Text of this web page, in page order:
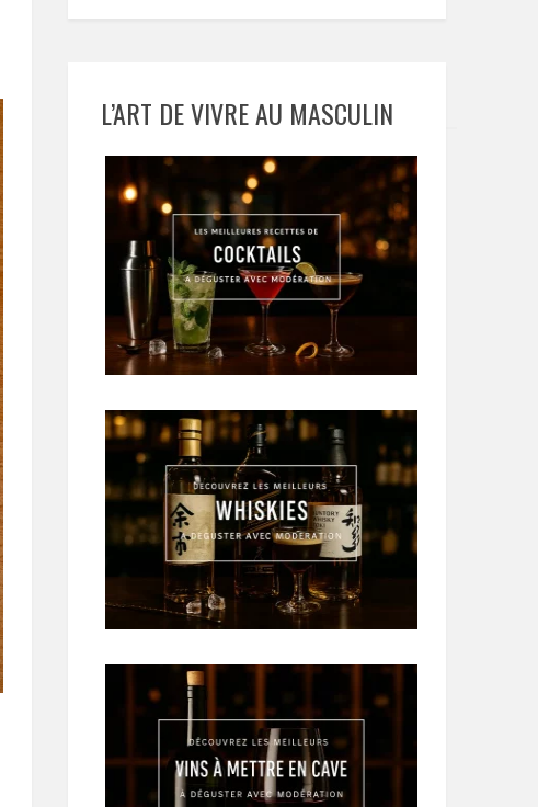
L’ART DE VIVRE AU MASCULIN